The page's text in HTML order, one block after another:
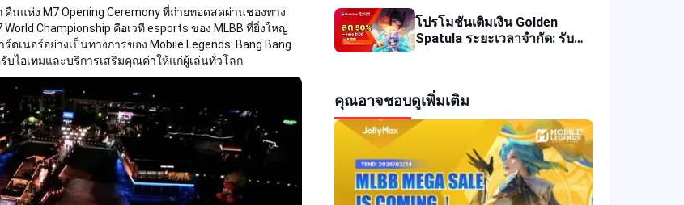
นแห่ง M7 Opening Ceremony ที่ถ่ายทอดสดผ่านช่องทาง
Championship คือเวที esports ของ MLBB ที่ยิ่งใหญ่
นอร์อย่างเป็นทางการของ Mobile Legends: Bang Bang
บไอเทมและบริการเสริมคุณค่าให้แก่ผู้เล่นทั่วโลก
โปรโมชั่นเติมเงิน Golden
Spatula ระยะเวลาจำกัด: รับ
คุณอาจชอบดูเพิ่มเติม